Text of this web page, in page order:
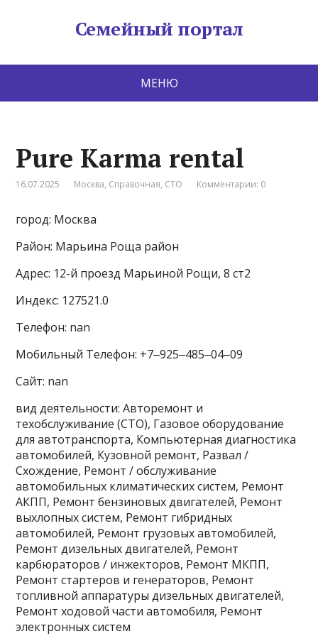
Семейный портал
МЕНЮ
Pure Karma rental
16.07.2025 Москва, Справочная, СТО Комментарии: 0
город: Москва
Район: Марьина Роща район
Адрес: 12-й проезд Марьиной Рощи, 8 ст2
Индекс: 127521.0
Телефон: nan
Мобильный Телефон: +7‒925‒485‒04‒09
Сайт: nan
вид деятельности: Авторемонт и
техобслуживание (СТО), Газовое оборудование
для автотранспорта, Компьютерная диагностика
автомобилей, Кузовной ремонт, Развал /
Схождение, Ремонт / обслуживание
автомобильных климатических систем, Ремонт
АКПП, Ремонт бензиновых двигателей, Ремонт
выхлопных систем, Ремонт гибридных
автомобилей, Ремонт грузовых автомобилей,
Ремонт дизельных двигателей, Ремонт
карбюраторов / инжекторов, Ремонт МКПП,
Ремонт стартеров и генераторов, Ремонт
топливной аппаратуры дизельных двигателей,
Ремонт ходовой части автомобиля, Ремонт
электронных систем